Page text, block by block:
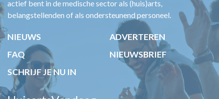
actief bent in de medische sector als (huis)arts,
belangstellenden of als ondersteunend personeel.
NIEUWS
ADVERTEREN
FAQ
NIEUWSBRIEF
SCHRIJF JE NU IN